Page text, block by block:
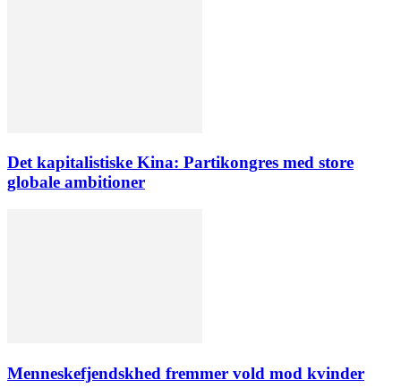
Det kapitalistiske Kina: Partikongres med store
globale ambitioner
Menneskefjendskhed fremmer vold mod kvinder